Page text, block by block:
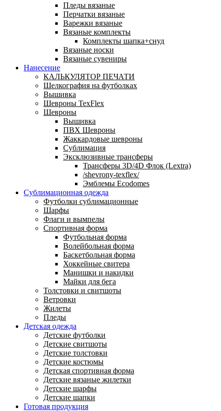
Пледы вязаные
Перчатки вязаные
Варежки вязаные
Вязаные комплекты
Комплекты шапка+снуд
Вязаные носки
Вязаные сувениры
Нанесение
КАЛЬКУЛЯТОР ПЕЧАТИ
Шелкография на футболках
Вышивка
Шевроны TexFlex
Шевроны
Вышивка
ПВХ Шевроны
Жаккардовые шевроны
Сублимация
Эксклюзивные трансферы
Трансферы 3D/4D Флок (Lextra)
/shevrony-texflex/
Эмблемы Ecodomes
Сублимационная одежда
Футболки сублимационные
Шарфы
Флаги и вымпелы
Спортивная форма
Футбольная форма
Волейбольная форма
Баскетбольная форма
Хоккейные свитера
Манишки и накидки
Майки для бега
Толстовки и свитшоты
Ветровки
Жилеты
Пледы
Детская одежда
Детские футболки
Детские свитшоты
Детские толстовки
Детские костюмы
Детская спортивная форма
Детские вязаные жилетки
Детские шарфы
Детские шапки
Готовая продукция